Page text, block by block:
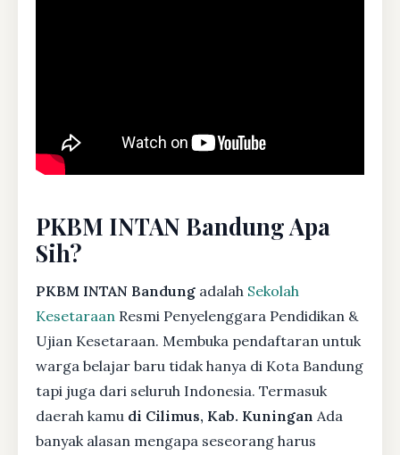
PKBM INTAN Bandung Apa
Sih?
PKBM INTAN Bandung adalah Sekolah
Kesetaraan Resmi Penyelenggara Pendidikan &
Ujian Kesetaraan. Membuka pendaftaran untuk
warga belajar baru tidak hanya di Kota Bandung
tapi juga dari seluruh Indonesia. Termasuk
daerah kamu di Cilimus, Kab. Kuningan Ada
banyak alasan mengapa seseorang harus